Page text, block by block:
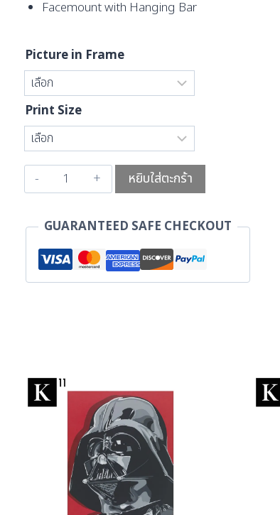
Facemount with Hanging Bar
Picture in Frame
Print Size
หยิบใส่ตะกร้า
GUARANTEED SAFE CHECKOUT